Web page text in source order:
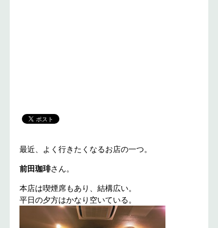
最近、よく行きたくなるお店の一つ。
前田珈琲さん。
本店は喫煙席もあり、結構広い。
平日の夕方はかなり空いている。